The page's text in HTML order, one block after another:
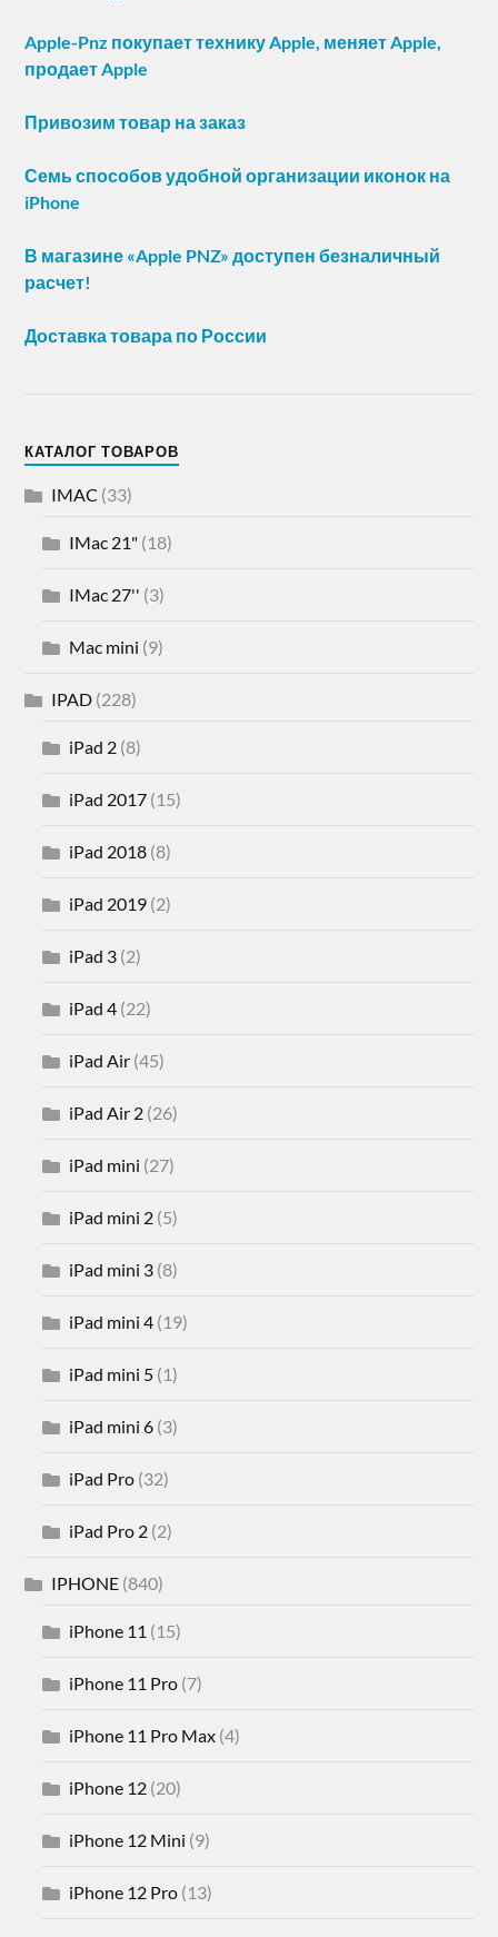
Apple-Pnz покупает технику Apple, меняет Apple,
продает Apple
Привозим товар на заказ
Семь способов удобной организации иконок на
iPhone
В магазине «Apple PNZ» доступен безналичный
расчет!
Доставка товара по России
КАТАЛОГ ТОВАРОВ
IMAC (33)
IMac 21" (18)
IMac 27'' (3)
Mac mini (9)
IPAD (228)
iPad 2 (8)
iPad 2017 (15)
iPad 2018 (8)
iPad 2019 (2)
iPad 3 (2)
iPad 4 (22)
iPad Air (45)
iPad Air 2 (26)
iPad mini (27)
iPad mini 2 (5)
iPad mini 3 (8)
iPad mini 4 (19)
iPad mini 5 (1)
iPad mini 6 (3)
iPad Pro (32)
iPad Pro 2 (2)
IPHONE (840)
iPhone 11 (15)
iPhone 11 Pro (7)
iPhone 11 Pro Max (4)
iPhone 12 (20)
iPhone 12 Mini (9)
iPhone 12 Pro (13)